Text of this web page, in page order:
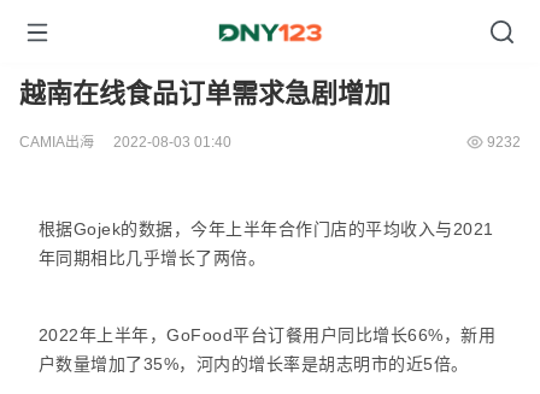
越南在线食品订单需求急剧增加
CAMIA出海 2022-08-03 01:40 9232
根据Gojek的数据，今年上半年合作门店的平均收入与2021
年同期相比几乎增长了两倍。
2022年上半年，GoFood平台订餐用户同比增长66%，新用
户数量增加了35%，河内的增长率是胡志明市的近5倍。